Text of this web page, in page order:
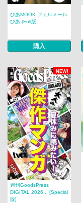
ぴあMOOK フェルメール
ぴあ [Full版]
購入
NEW!
週刊GoodsPress
DIGITAL 2026... [Special
版]